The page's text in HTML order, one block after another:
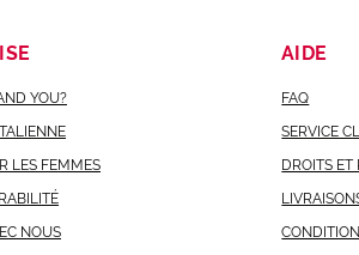
YOU?
LES FEMMES
NOUS
AIDE
FAQ
SERVICE
DROITS ET